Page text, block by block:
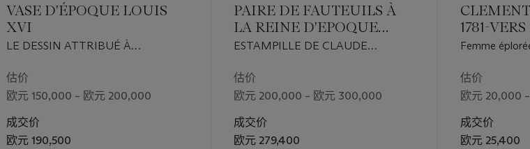
: l'extraordinaire collection de tableaux et de
XV et Louis XVI, tels que des fauteuils de Cresson et
en améthyste, extrêmement rare, finement travaillé
dans cet intérieur élégant.
art of mounted objets, perfected by
marchands-
1750s. It unites a precious and extremely rare dark
bronzes attributed to the chief designer and
sculpteur
VASE D'ÉPOQUE LOUIS
XVI
LE DESSIN ATTRIBUÉ À
LE GRANIT PAR JEAN-BAPTISTE
FEUILLET, LES BRONZES
THOMAS CHAMBELLAN
DUPLESSIS, VERS 1781
估价
欧元 150,000 – 欧元 200,000
成交价
欧元 190,500
PAIRE DE FAUTEUILS À
LA REINE D'EPOQUE
LOUIS XVI
ESTAMPILLE DE CLAUDE
估价
欧元 200,000 – 欧元 300,000
成交价
欧元 279,400
1781-
Femme
估价
欧元 20,000
成交价
欧元 25,400